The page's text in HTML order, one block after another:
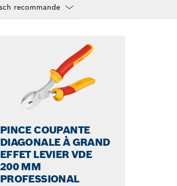
PINCE COUPANTE
DIAGONALE À GRAND
EFFET LEVIER VDE
200 MM
PROFESSIONAL